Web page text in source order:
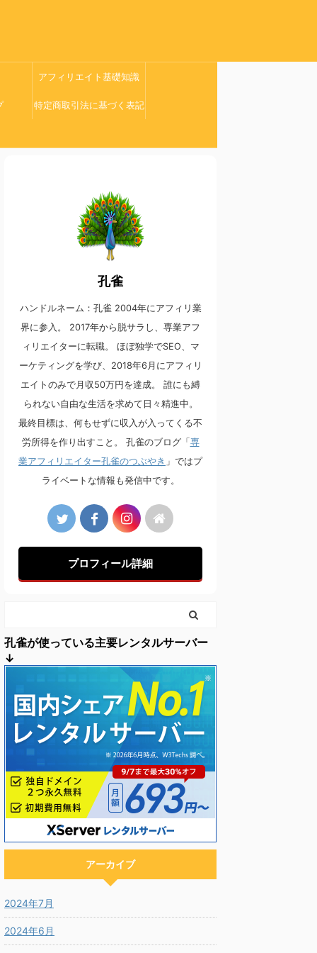
アフィリエイト基礎知識
特定商取引法に基づく表記
孔雀
ハンドルネーム：孔雀 2004年にアフィリ業
界に参入。 2017年から脱サラし、専業アフ
ィリエイターに転職。 ほぼ独学でSEO、マ
ーケティングを学び、2018年6月にアフィリ
エイトのみで月収50万円を達成。 誰にも縛
られない自由な生活を求めて日々精進中。
最終目標は、何もせずに収入が入ってくる不
労所得を作り出すこと。 孔雀のブログ「 専
業アフィリエイター孔雀のつぶやき 」ではプ
ライベートな情報も発信中です。
プロフィール詳細
孔雀が使っている主要レンタルサーバー
↓
アーカイブ
2024年7月
2024年6月